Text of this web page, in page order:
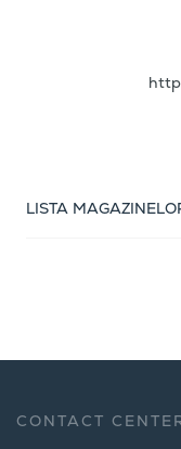
LISTA
CONTACT